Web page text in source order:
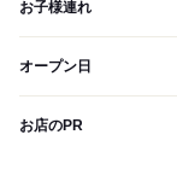
お子様連れ
オープン日
お店のPR